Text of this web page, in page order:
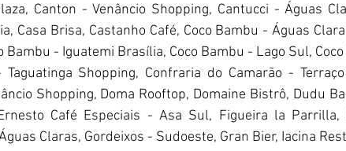
Canton - Venâncio Shopping, Cantucci - Águas
Casa Brisa, Castanho Café, Coco Bambu - Águas
Bambu - Iguatemi Brasília, Coco Bambu - Lago Sul,
Taguatinga Shopping, Confraria do Camarão -
Shopping, Doma Rooftop, Domaine Bistrô, Dudu
Café Especiais - Asa Sul, Figueira la Parrilla,
Claras, Gordeixos - Sudoeste, Gran Bier, Iacina